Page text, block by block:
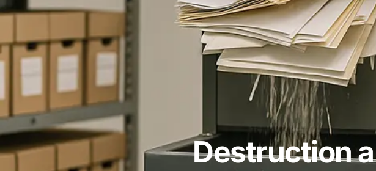
Destruction